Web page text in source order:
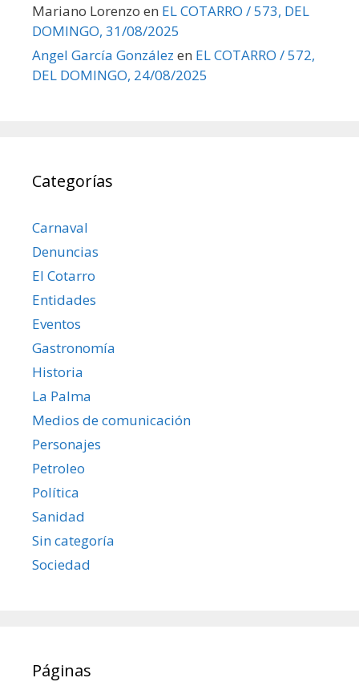
Mariano Lorenzo en EL COTARRO / 573, DEL
DOMINGO, 31/08/2025
Angel García González en EL COTARRO / 572,
DEL DOMINGO, 24/08/2025
Categorías
Carnaval
Denuncias
El Cotarro
Entidades
Eventos
Gastronomía
Historia
La Palma
Medios de comunicación
Personajes
Petroleo
Política
Sanidad
Sin categoría
Sociedad
Páginas